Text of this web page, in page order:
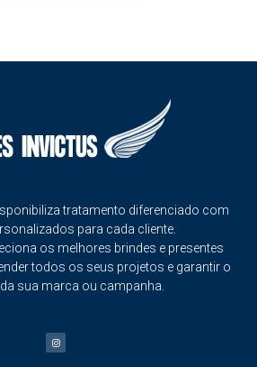
tratamento diferenciado com
para cada cliente.
os melhores brindes e presentes
todos os seus projetos e garantir o
sua marca ou campanha.